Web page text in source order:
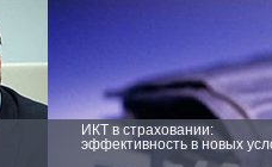
ИКТ в страховании:
эффективность в новых